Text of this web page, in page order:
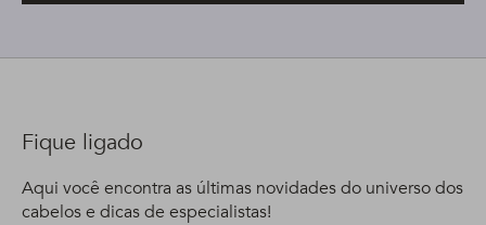
Fique ligado
Aqui você encontra as últimas novidades do universo dos
cabelos e dicas de especialistas!